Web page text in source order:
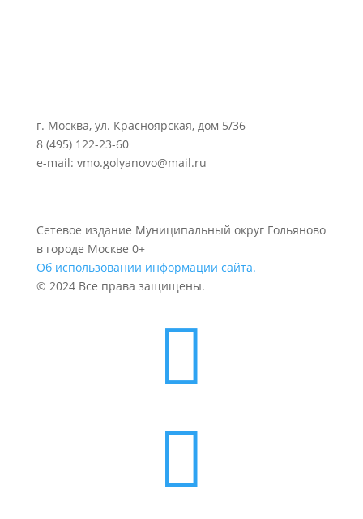
г. Москва, ул. Красноярская, дом 5/36
8 (495) 122-23-60
e-mail: vmo.golyanovo@mail.ru
Сетевое издание Муниципальный округ Гольяново
в городе Москве 0+
Об использовании информации сайта.
© 2024 Все права защищены.

